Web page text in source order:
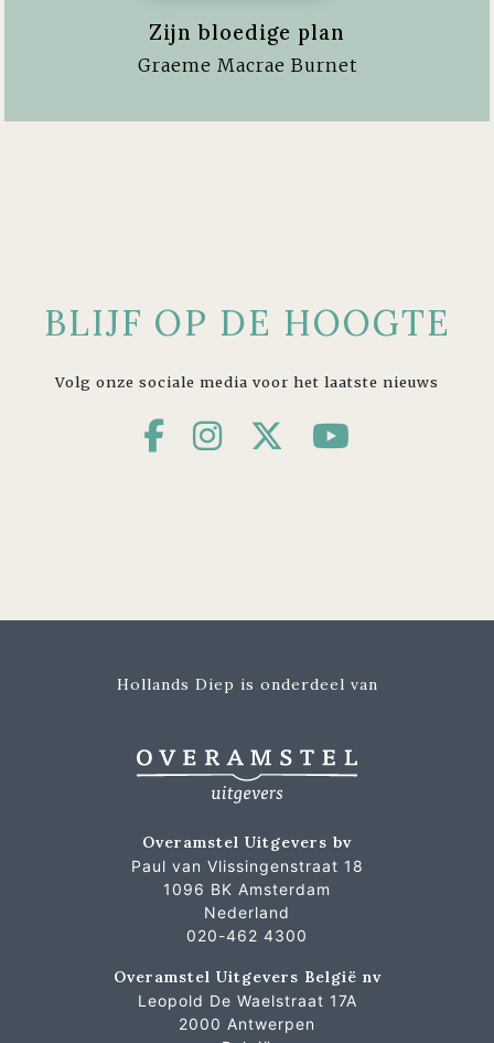
Zijn bloedige plan
Graeme Macrae Burnet
BLIJF OP DE HOOGTE
Volg onze sociale media voor het laatste nieuws
Hollands Diep is onderdeel van
Overamstel Uitgevers bv
Paul van Vlissingenstraat 18
1096 BK Amsterdam
Nederland
020-462 4300
Overamstel Uitgevers België nv
Leopold De Waelstraat 17A
2000 Antwerpen